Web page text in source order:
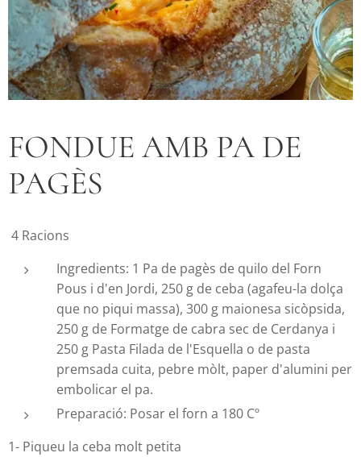
FONDUE AMB PA DE
PAGÈS
4 Racions
Ingredients: 1 Pa de pagès de quilo del Forn
Pous i d'en Jordi, 250 g de ceba (agafeu-la dolça
que no piqui massa), 300 g maionesa sicòpsida,
250 g de Formatge de cabra sec de Cerdanya i
250 g Pasta Filada de l'Esquella o de pasta
premsada cuita, pebre mòlt, paper d'alumini per
embolicar el pa.
Preparació: Posar el forn a 180 Cº
1- Piqueu la ceba molt petita